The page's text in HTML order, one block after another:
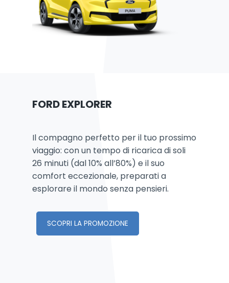
FORD EXPLORER
Il compagno perfetto per il tuo prossimo
viaggio: con un tempo di ricarica di soli
26 minuti (dal 10% all’80%) e il suo
comfort eccezionale, preparati a
esplorare il mondo senza pensieri.
SCOPRI LA PROMOZIONE